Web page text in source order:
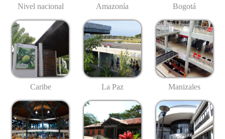
Nivel nacional Amazonía Bogotá
Caribe La Paz Manizales